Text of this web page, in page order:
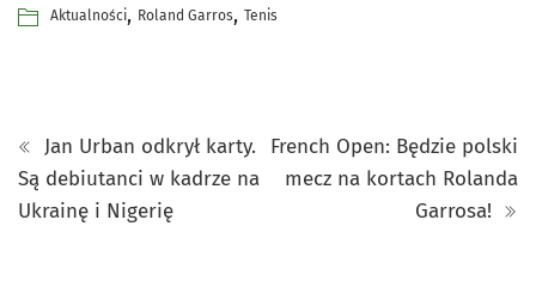
Aktualności, Roland Garros, Tenis
Jan Urban odkrył karty.
Są debiutanci w kadrze na
Ukrainę i Nigerię
French Open: Będzie polski
mecz na kortach Rolanda
Garrosa!